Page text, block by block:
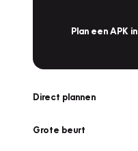
Plan een APK in
Direct plannen
Grote beurt